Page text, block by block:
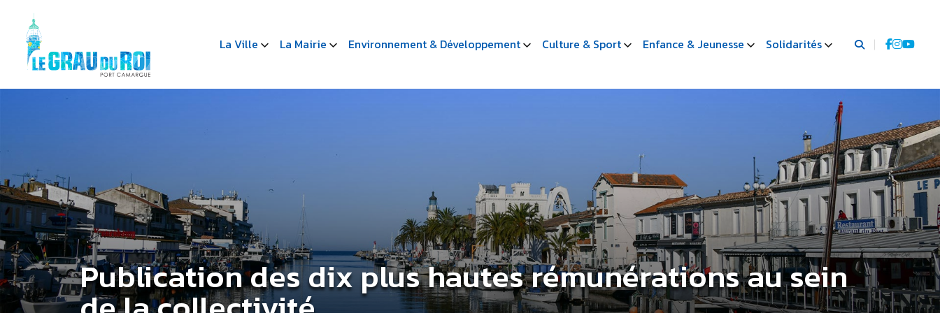
La Ville La Mairie Environnement & Développement Culture & Sport Enfance & Jeunesse Solidarités
Publication des dix plus hautes rémunérations au sein